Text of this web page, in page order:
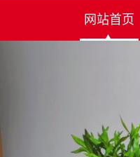
网站首页